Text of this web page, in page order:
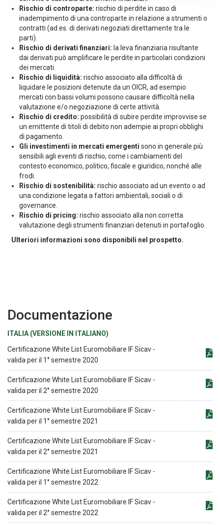
Rischio di controparte: rischio di perdite in caso di
inadempimento di una controparte in relazione a strumenti o
contratti (ad es. di derivati negoziati direttamente tra le
parti).
Rischio di derivati finanziari: la leva finanziaria risultante
dai derivati può amplificare le perdite in particolari condizioni
dei mercati.
Rischio di liquidità: rischio associato alla difficoltà di
liquidare le posizioni detenute da un OICR, ad esempio
mercati con bassi volumi possono causare difficoltà nella
valutazione e/o negoziazione di certe attività.
Rischio di credito: possibilità di subire perdite improvvise se
un emittente di titoli di debito non adempie ai propri obblighi
di pagamento.
Gli investimenti in mercati emergenti sono in generale più
sensibili agli eventi di rischio, come i cambiamenti del
contesto economico, politico, fiscale e giuridico, nonché alle
frodi.
Rischio di sostenibilità: rischio associato ad un evento o ad
una condizione legata a fattori ambientali, sociali o di
governance.
Rischio di pricing: rischio associato alla non corretta
valutazione degli strumenti finanziari detenuti in portafoglio.
Ulteriori informazioni sono disponibili nel prospetto.
Documentazione
ITALIA (VERSIONE IN ITALIANO)
Certificazione White List Euromobiliare IF Sicav -
valida per il 1° semestre 2020
Certificazione White List Euromobiliare IF Sicav -
valida per il 2° semestre 2020
Certificazione White List Euromobiliare IF Sicav -
valida per il 1° semestre 2021
Certificazione White List Euromobiliare IF Sicav -
valida per il 2° semestre 2021
Certificazione White List Euromobiliare IF Sicav -
valida per il 1° semestre 2022
Certificazione White List Euromobiliare IF Sicav -
valida per il 2° semestre 2022